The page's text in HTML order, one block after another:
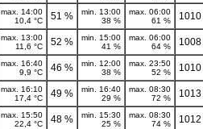
max. 14:00
10,4 °C
51 %
min. 13:00
38 %
max. 06:00
61 %
max. 13:00
11,6 °C
52 %
min. 15:00
41 %
max. 06:00
64 %
max. 16:40
9,9 °C
46 %
min. 12:00
38 %
max. 23:50
52 %
max. 16:10
17,4 °C
49 %
min. 16:40
29 %
max. 08:30
72 %
max. 15:50
22,4 °C
48 %
min. 15:30
25 %
max. 08:30
74 %